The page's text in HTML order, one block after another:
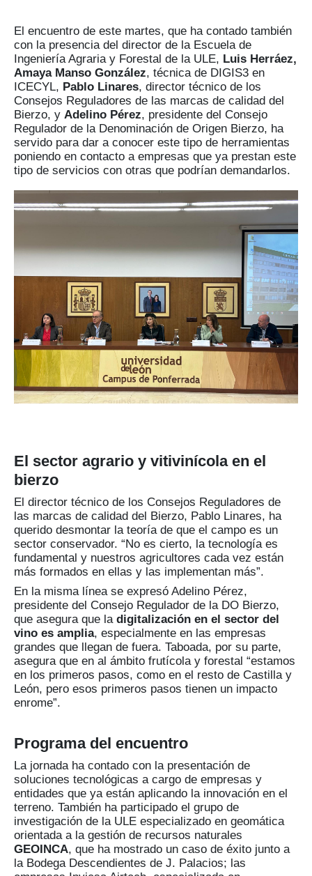
El encuentro de este martes, que ha contado también
con la presencia del director de la Escuela de
Ingeniería Agraria y Forestal de la ULE, Luis Herráez,
Amaya Manso González, técnica de DIGIS3 en
ICECYL, Pablo Linares, director técnico de los
Consejos Reguladores de las marcas de calidad del
Bierzo, y Adelino Pérez, presidente del Consejo
Regulador de la Denominación de Origen Bierzo, ha
servido para dar a conocer este tipo de herramientas
poniendo en contacto a empresas que ya prestan este
tipo de servicios con otras que podrían demandarlos.
El sector agrario y vitivinícola en el
bierzo
El director técnico de los Consejos Reguladores de
las marcas de calidad del Bierzo, Pablo Linares, ha
querido desmontar la teoría de que el campo es un
sector conservador. “No es cierto, la tecnología es
fundamental y nuestros agricultores cada vez están
más formados en ellas y las implementan más”.
En la misma línea se expresó Adelino Pérez,
presidente del Consejo Regulador de la DO Bierzo,
que asegura que la digitalización en el sector del
vino es amplia, especialmente en las empresas
grandes que llegan de fuera. Taboada, por su parte,
asegura que en al ámbito frutícola y forestal “estamos
en los primeros pasos, como en el resto de Castilla y
León, pero esos primeros pasos tienen un impacto
enrome”.
Programa del encuentro
La jornada ha contado con la presentación de
soluciones tecnológicas a cargo de empresas y
entidades que ya están aplicando la innovación en el
terreno. También ha participado el grupo de
investigación de la ULE especializado en geomática
orientada a la gestión de recursos naturales
GEOINCA, que ha mostrado un caso de éxito junto a
la Bodega Descendientes de J. Palacios; las